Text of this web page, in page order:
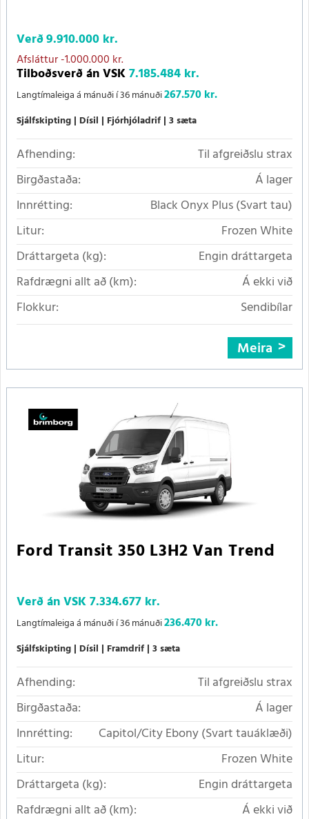
Verð9.910.000 kr.
Afsláttur-1.000.000 kr.
Tilboðsverð án VSK7.185.484 kr.
Langtímaleiga á mánuði í 36 mánuði267.570 kr.
Sjálfskipting Dísil Fjórhjóladrif 3 sæta
Afhending:
Til afgreiðslu strax
Birgðastaða:
Á lager
Innrétting:
Black Onyx Plus (Svart tau)
Litur:
Frozen White
Dráttargeta (kg):
Engin dráttargeta
Rafdrægni allt að (km):
Á ekki við
Flokkur:
Sendibílar
Meira
Ford Transit 350 L3H2 Van Trend
Verð án VSK7.334.677 kr.
Langtímaleiga á mánuði í 36 mánuði236.470 kr.
Sjálfskipting Dísil Framdrif 3 sæta
Afhending:
Til afgreiðslu strax
Birgðastaða:
Á lager
Innrétting:
Capitol/City Ebony (Svart tauáklæði)
Litur:
Frozen White
Dráttargeta (kg):
Engin dráttargeta
Rafdrægni allt að (km):
Á ekki við